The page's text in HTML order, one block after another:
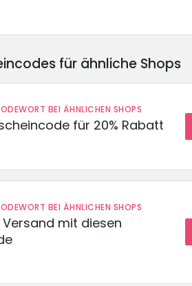
für ähnliche Shops
BEI ÄHNLICHEN SHOPS
für 20% Rabatt
BEI ÄHNLICHEN SHOPS
mit diesen